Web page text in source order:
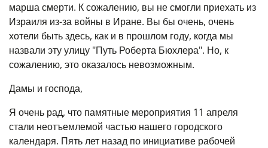
марша смерти. К сожалению, вы не смогли приехать из
Израиля из-за войны в Иране. Вы бы очень, очень
хотели быть здесь, как и в прошлом году, когда мы
назвали эту улицу "Путь Роберта Бюхлера". Но, к
сожалению, это оказалось невозможным.
Дамы и господа,
Я очень рад, что памятные мероприятия 11 апреля
стали неотъемлемой частью нашего городского
календаря. Пять лет назад по инициативе рабочей